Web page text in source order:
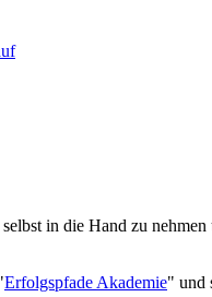
in die Hand zu
Erfolgspfade Akademie" und